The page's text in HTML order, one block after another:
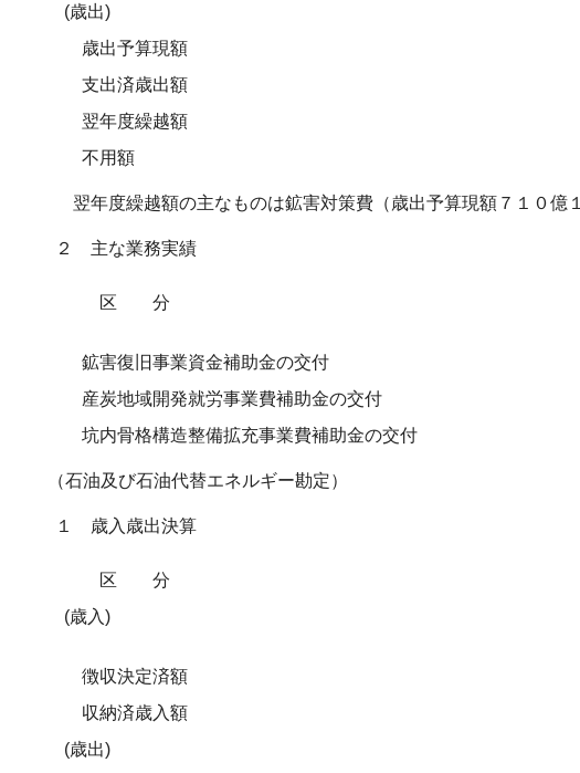
(歳出)
歳出予算現額
支出済歳出額
翌年度繰越額
不用額
翌年度繰越額の主なものは鉱害対策費（歳出予算現額７１０億
２ 主な業務実績
区 分
鉱害復旧事業資金補助金の交付
産炭地域開発就労事業費補助金の交付
坑内骨格構造整備拡充事業費補助金の交付
（石油及び石油代替エネルギー勘定）
１ 歳入歳出決算
区 分
(歳入)
徴収決定済額
収納済歳入額
(歳出)